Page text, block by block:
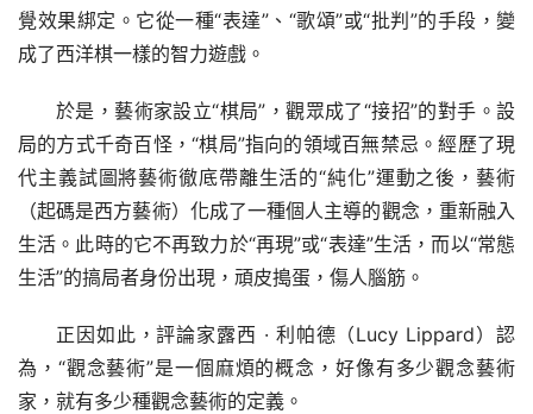
覺效果綁定。它從一種“表達”、“歌頌”或“批判”的手段，變
成了西洋棋一樣的智力遊戲。
於是，藝術家設立“棋局”，觀眾成了“接招”的對手。設
局的方式千奇百怪，“棋局”指向的領域百無禁忌。經歷了現
代主義試圖將藝術徹底帶離生活的“純化”運動之後，藝術
（起碼是西方藝術）化成了一種個人主導的觀念，重新融入
生活。此時的它不再致力於“再現”或“表達”生活，而以“常態
生活”的搞局者身份出現，頑皮搗蛋，傷人腦筋。
正因如此，評論家露西 · 利帕德（Lucy Lippard）認
為，“觀念藝術”是一個麻煩的概念，好像有多少觀念藝術
家，就有多少種觀念藝術的定義。